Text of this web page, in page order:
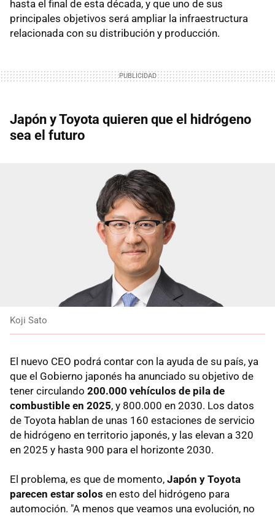
hasta el final de esta década, y que uno de sus
principales objetivos será ampliar la infraestructura
relacionada con su distribución y producción.
Japón y Toyota quieren que el hidrógeno
sea el futuro
Koji Sato
El nuevo CEO podrá contar con la ayuda de su país, ya
que el Gobierno japonés ha anunciado su objetivo de
tener circulando 200.000 vehículos de pila de
combustible en 2025, y 800.000 en 2030. Los datos
de Toyota hablan de unas 160 estaciones de servicio
de hidrógeno en territorio japonés, y las elevan a 320
en 2025 y hasta 900 para el horizonte 2030.
El problema, es que de momento, Japón y Toyota
parecen estar solos en esto del hidrógeno para
automoción. "A menos que veamos una evolución, no